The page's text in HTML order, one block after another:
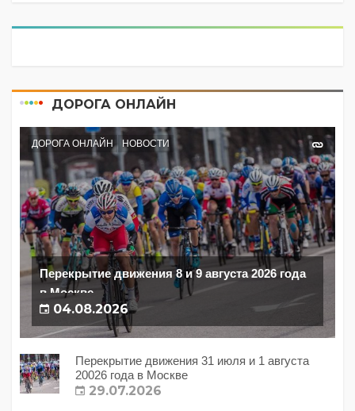
ДОРОГА ОНЛАЙН
ДОРОГА ОНЛАЙН НОВОСТИ
Перекрытие движения 8 и 9 августа 2026 года
в Москве
04.08.2026
Перекрытие движения 31 июля и 1 августа
20026 года в Москве
29.07.2026